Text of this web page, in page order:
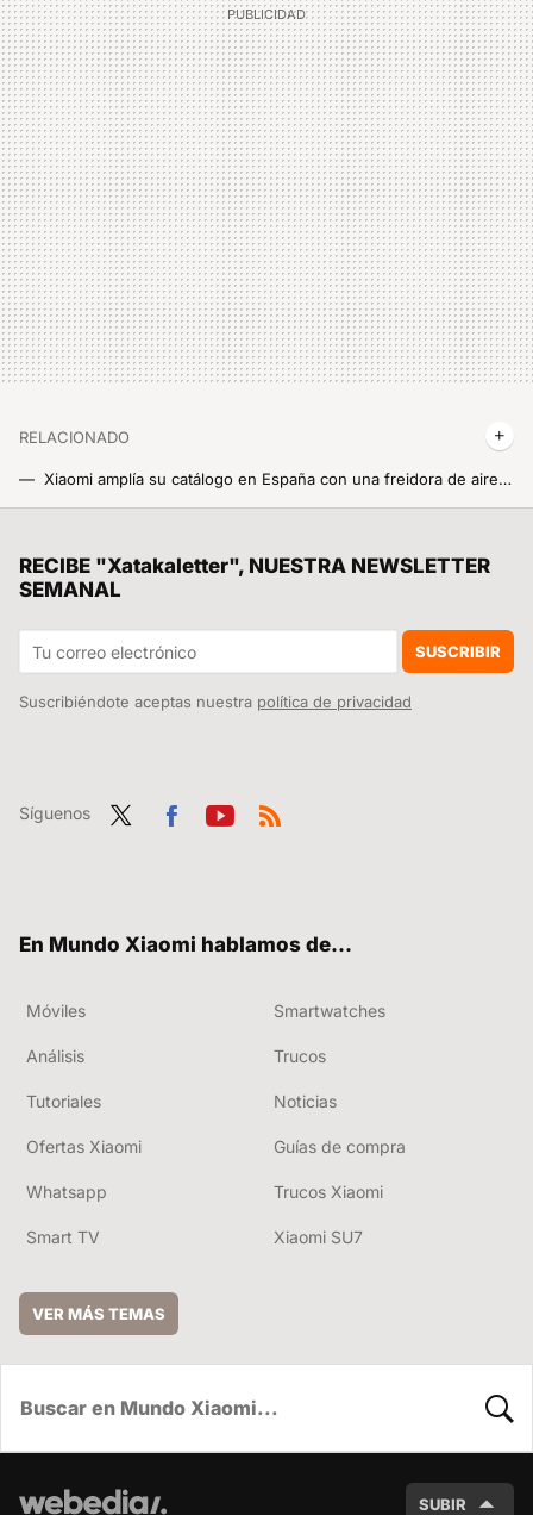
RELACIONADO
Xiaomi amplía su catálogo en España con una freidora de aire gigantesca: 12 litros para cocinar sin límites
Este avance de Xiaomi lo cambia todo: sus robots ya pueden diseñar su propio entrenamiento sin intervención humana
RECIBE "Xatakaletter", NUESTRA NEWSLETTER
SEMANAL
SUSCRIBIR
Suscribiéndote aceptas nuestra política de privacidad
Síguenos
En Mundo Xiaomi hablamos de...
Móviles Smartwatches
Análisis Trucos
Tutoriales Noticias
Ofertas Xiaomi Guías de compra
Whatsapp Trucos Xiaomi
Smart TV Xiaomi SU7
VER MÁS TEMAS
SUBIR